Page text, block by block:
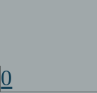
0